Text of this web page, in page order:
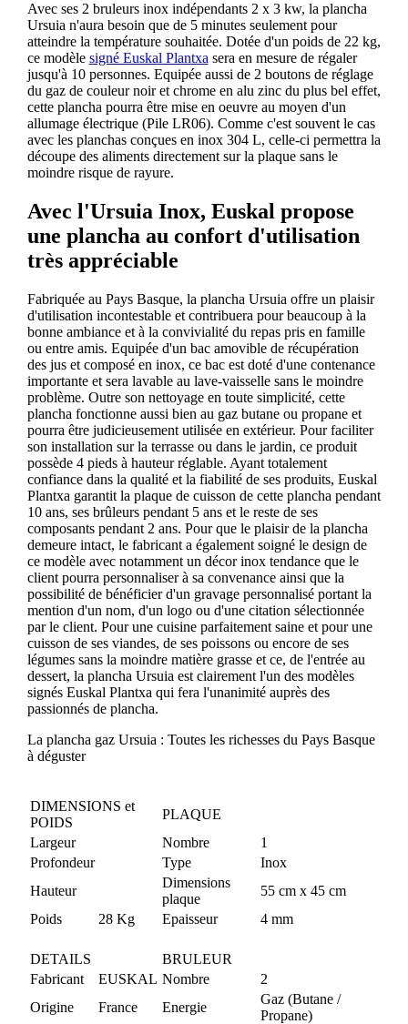
Avec ses 2 bruleurs inox indépendants 2 x 3 kw, la plancha
Ursuia n'aura besoin que de 5 minutes seulement pour
atteindre la température souhaitée. Dotée d'un poids de 22 kg,
ce modèle signé Euskal Plantxa sera en mesure de régaler
jusqu'à 10 personnes. Equipée aussi de 2 boutons de réglage
du gaz de couleur noir et chrome en alu zinc du plus bel effet,
cette plancha pourra être mise en oeuvre au moyen d'un
allumage électrique (Pile LR06). Comme c'est souvent le cas
avec les planchas conçues en inox 304 L, celle-ci permettra la
découpe des aliments directement sur la plaque sans le
moindre risque de rayure.
Avec l'Ursuia Inox, Euskal propose
une plancha au confort d'utilisation
très appréciable
Fabriquée au Pays Basque, la plancha Ursuia offre un plaisir
d'utilisation incontestable et contribuera pour beaucoup à la
bonne ambiance et à la convivialité du repas pris en famille
ou entre amis. Equipée d'un bac amovible de récupération
des jus et composé en inox, ce bac est doté d'une contenance
importante et sera lavable au lave-vaisselle sans le moindre
problème. Outre son nettoyage en toute simplicité, cette
plancha fonctionne aussi bien au gaz butane ou propane et
pourra être judicieusement utilisée en extérieur. Pour faciliter
son installation sur la terrasse ou dans le jardin, ce produit
possède 4 pieds à hauteur réglable. Ayant totalement
confiance dans la qualité et la fiabilité de ses produits, Euskal
Plantxa garantit la plaque de cuisson de cette plancha pendant
10 ans, ses brûleurs pendant 5 ans et le reste de ses
composants pendant 2 ans. Pour que le plaisir de la plancha
demeure intact, le fabricant a également soigné le design de
ce modèle avec notamment un décor inox tendance que le
client pourra personnaliser à sa convenance ainsi que la
possibilité de bénéficier d'un gravage personnalisé portant la
mention d'un nom, d'un logo ou d'une citation sélectionnée
par le client. Pour une cuisine parfaitement saine et pour une
cuisson de ses viandes, de ses poissons ou encore de ses
légumes sans la moindre matière grasse et ce, de l'entrée au
dessert, la plancha Ursuia est clairement l'un des modèles
signés Euskal Plantxa qui fera l'unanimité auprès des
passionnés de plancha.
La plancha gaz Ursuia : Toutes les richesses du Pays Basque
à déguster
DIMENSIONS et
POIDS
PLAQUE
Largeur
Nombre
1
Profondeur
Type
Inox
Hauteur
Dimensions
plaque
55 cm x 45 cm
Poids
28 Kg Epaisseur 4 mm
DETAILS
BRULEUR
Fabricant
EUSKAL Nombre
2
Origine
France Energie
Gaz (Butane /
Propane)